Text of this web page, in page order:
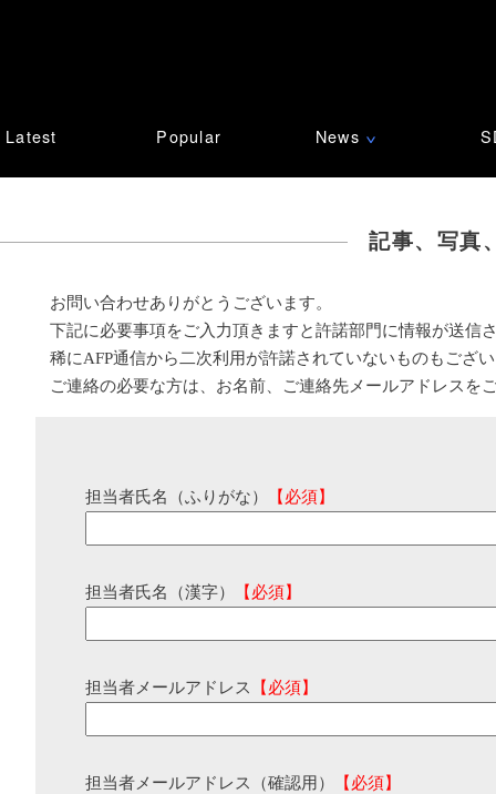
Latest Popular News ∨
記事、写真
お問い合わせありがとうございます。
下記に必要事項をご入力頂きますと許諾部門に情報が送信
稀にAFP通信から二次利用が許諾されていないものもござ
ご連絡の必要な方は、お名前、ご連絡先メールアドレスを
担当者氏名（ふりがな） 【必須】
担当者氏名（漢字） 【必須】
担当者メールアドレス 【必須】
担当者メールアドレス（確認用） 【必須】